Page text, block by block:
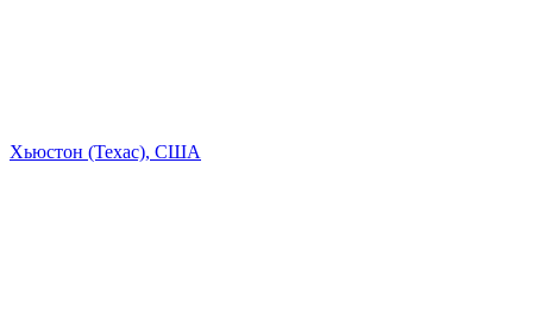
Хьюстон (Техас), США